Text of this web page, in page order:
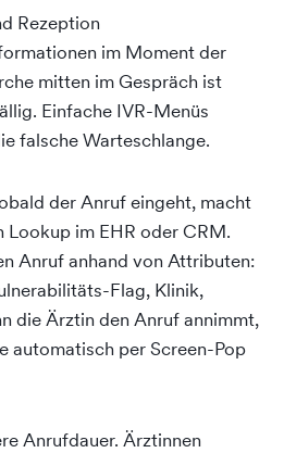
Rezeption
im Moment der
mitten im Gespräch ist
Einfache IVR-Menüs
falsche Warteschlange.
der Anruf eingeht, macht
Lookup im EHR oder CRM.
Anruf anhand von Attributen:
Flag, Klinik,
die Ärztin den Anruf annimmt,
automatisch per Screen-Pop
Anrufdauer. Ärztinnen